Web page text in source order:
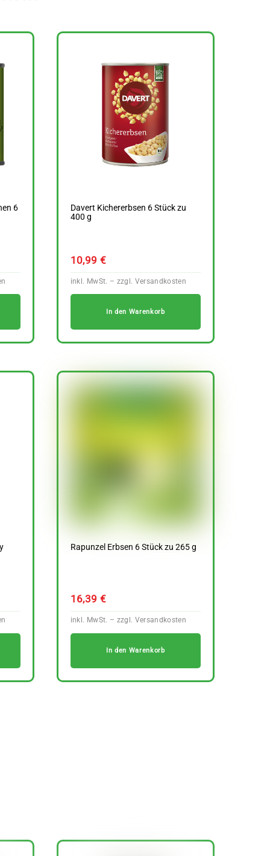
6
Davert Kichererbsen 6 Stück zu
400 g
10,99 €
In den Warenkorb
Rapunzel Erbsen 6 Stück zu 265 g
16,39 €
In den Warenkorb